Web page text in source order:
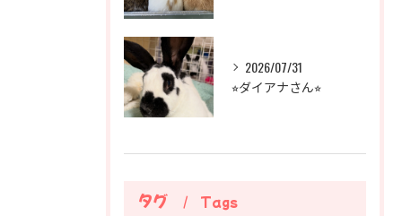
2026/07/31
⭐︎ダイアナさん⭐︎
タグ Tags